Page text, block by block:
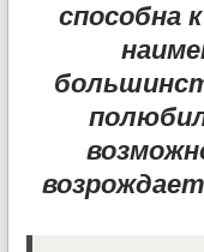
способна